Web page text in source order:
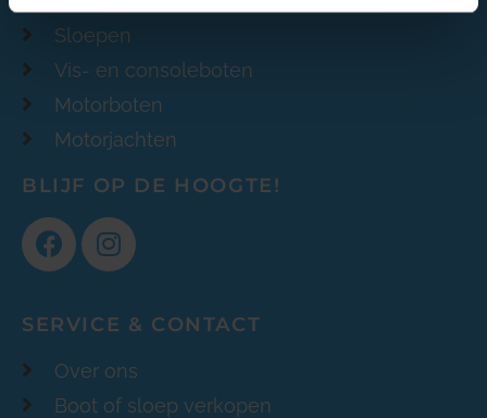
Sloepen
Vis- en consoleboten
Motorboten
Motorjachten
BLIJF OP DE HOOGTE!
SERVICE & CONTACT
Over ons
Boot of sloep verkopen